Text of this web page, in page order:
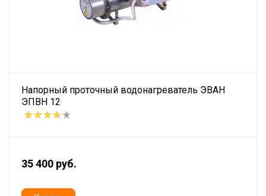
Напорный проточный водонагреватель ЭВАН
ЭПВН 12
35 400 руб.